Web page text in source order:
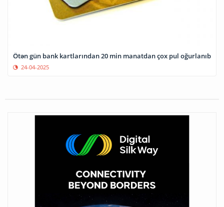
Ötən gün bank kartlarından 20 min manatdan çox pul oğurlanıb
24-04-2025